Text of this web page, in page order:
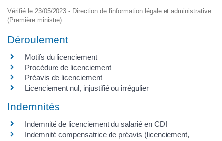
Vérifié le 23/05/2023 - Direction de l'information légale et administrative
(Première ministre)
Déroulement
Motifs du licenciement
Procédure de licenciement
Préavis de licenciement
Licenciement nul, injustifié ou irrégulier
Indemnités
Indemnité de licenciement du salarié en CDI
Indemnité compensatrice de préavis (licenciement,